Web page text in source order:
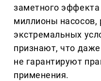
заметного
миллионы
экстремальных
признают, что
не гарантируют
применения.